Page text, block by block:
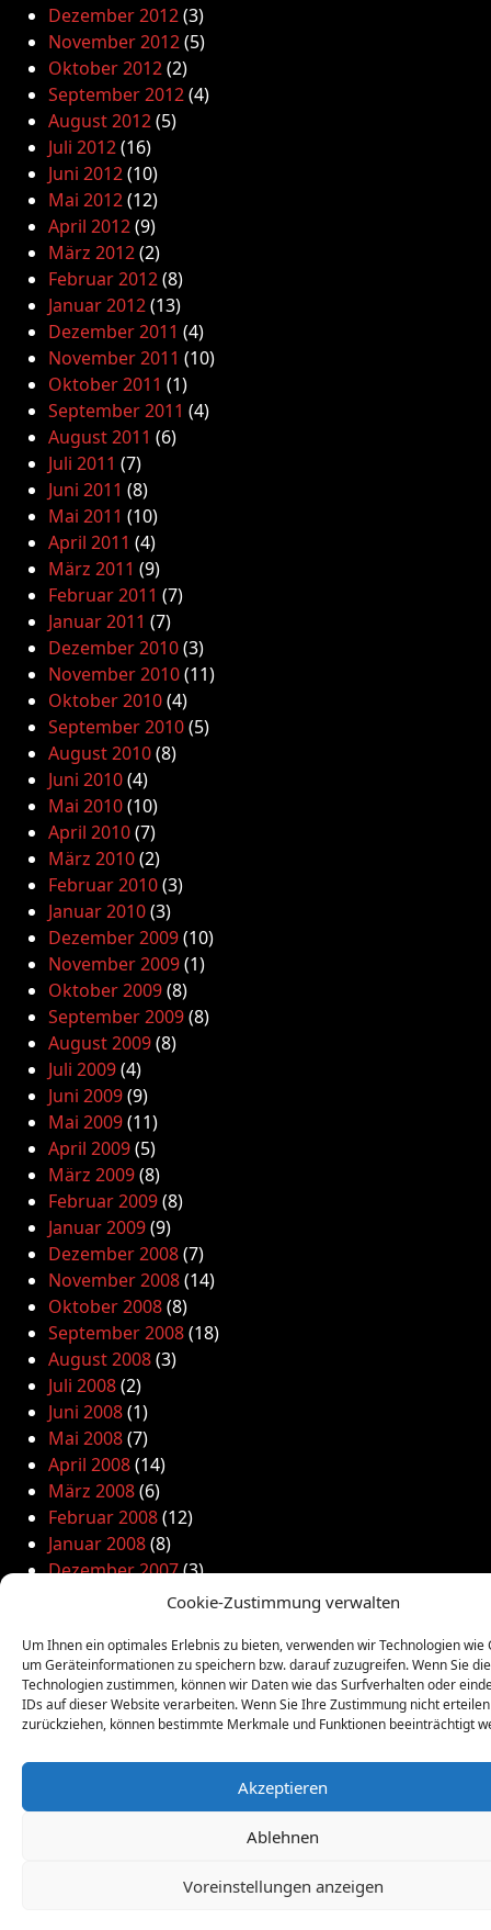
Cookie-Zustimmung verwalten
Um Ihnen ein optimales Erlebnis zu bieten, verwenden wir Technologien wie
um Geräteinformationen zu speichern bzw. darauf zuzugreifen. Wenn Sie
Technologien zustimmen, können wir Daten wie das Surfverhalten oder
IDs auf dieser Website verarbeiten. Wenn Sie Ihre Zustimmung nicht
zurückziehen, können bestimmte Merkmale und Funktionen beeinträchtigt
Akzeptieren
Ablehnen
Voreinstellungen anzeigen
Dezember 2012(3)
November 2012(5)
Oktober 2012(2)
September 2012(4)
August 2012(5)
Juli 2012(16)
Juni 2012(10)
Mai 2012(12)
April 2012(9)
März 2012(2)
Februar 2012(8)
Januar 2012(13)
Dezember 2011 (4)
November 2011 (10)
Oktober 2011 (1)
September 2011 (4)
August 2011 (6)
Juli 2011 (7)
Juni 2011 (8)
Mai 2011 (10)
April 2011 (4)
März 2011 (9)
Februar 2011 (7)
Januar 2011 (7)
Dezember 2010(3)
November 2010(11)
Oktober 2010(4)
September 2010(5)
August 2010(8)
Juni 2010(4)
Mai 2010(10)
April 2010(7)
März 2010(2)
Februar 2010(3)
Januar 2010(3)
Dezember 2009(10)
November 2009(1)
Oktober 2009(8)
September 2009(8)
August 2009(8)
Juli 2009(4)
Juni 2009(9)
Mai 2009(11)
April 2009(5)
März 2009(8)
Februar 2009(8)
Januar 2009(9)
Dezember 2008(7)
November 2008(14)
Oktober 2008(8)
September 2008(18)
August 2008(3)
Juli 2008(2)
Juni 2008(1)
Mai 2008(7)
April 2008(14)
März 2008(6)
Februar 2008(12)
Januar 2008(8)
Dezember 2007(3)
November 2007(1)
September 2007(3)
August 2007(13)
Juli 2007(1)
Juni 2007(6)
März 2007(7)
(10)